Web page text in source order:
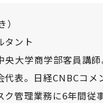
）
タント
大学商学部客員講
表。日経CNBCコメ
ク管理業務に6年間